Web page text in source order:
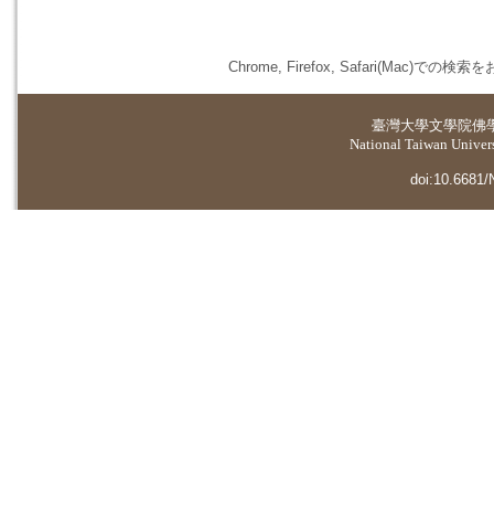
Chrome, Firefox, Safari(Mac)での検索を
臺灣大學文學院佛
National Taiwan
doi:10.6681/